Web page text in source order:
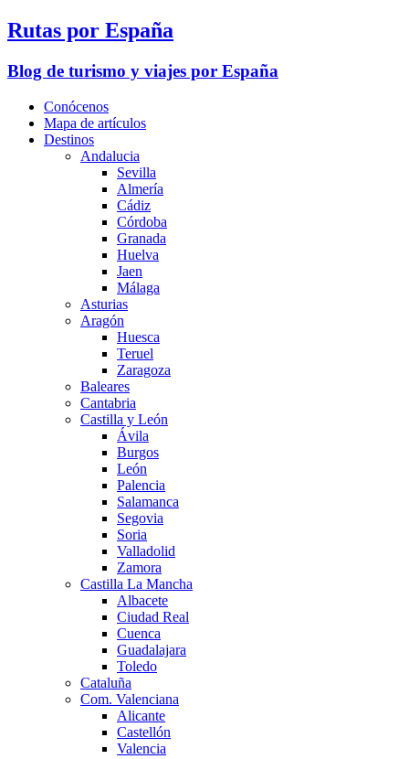
Rutas por España
Blog de turismo y viajes por España
Conócenos
Mapa de artículos
Destinos
Andalucia
Sevilla
Almería
Cádiz
Córdoba
Granada
Huelva
Jaen
Málaga
Asturias
Aragón
Huesca
Teruel
Zaragoza
Baleares
Cantabria
Castilla y León
Ávila
Burgos
León
Palencia
Salamanca
Segovia
Soria
Valladolid
Zamora
Castilla La Mancha
Albacete
Ciudad Real
Cuenca
Guadalajara
Toledo
Cataluña
Com. Valenciana
Alicante
Castellón
Valencia